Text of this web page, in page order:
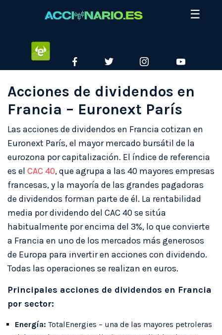
☰
Acciones de dividendos en
Francia – Euronext París
Las acciones de dividendos en Francia cotizan en
Euronext París, el mayor mercado bursátil de la
eurozona por capitalización. El índice de referencia
es el CAC 40, que agrupa a las 40 mayores empresas
francesas, y la mayoría de las grandes pagadoras
de dividendos forman parte de él. La rentabilidad
media por dividendo del CAC 40 se sitúa
habitualmente por encima del 3%, lo que convierte
a Francia en uno de los mercados más generosos
de Europa para invertir en acciones con dividendo.
Todas las operaciones se realizan en euros.
Principales acciones de dividendos en Francia
por sector:
Energía: TotalEnergies – una de las mayores petroleras